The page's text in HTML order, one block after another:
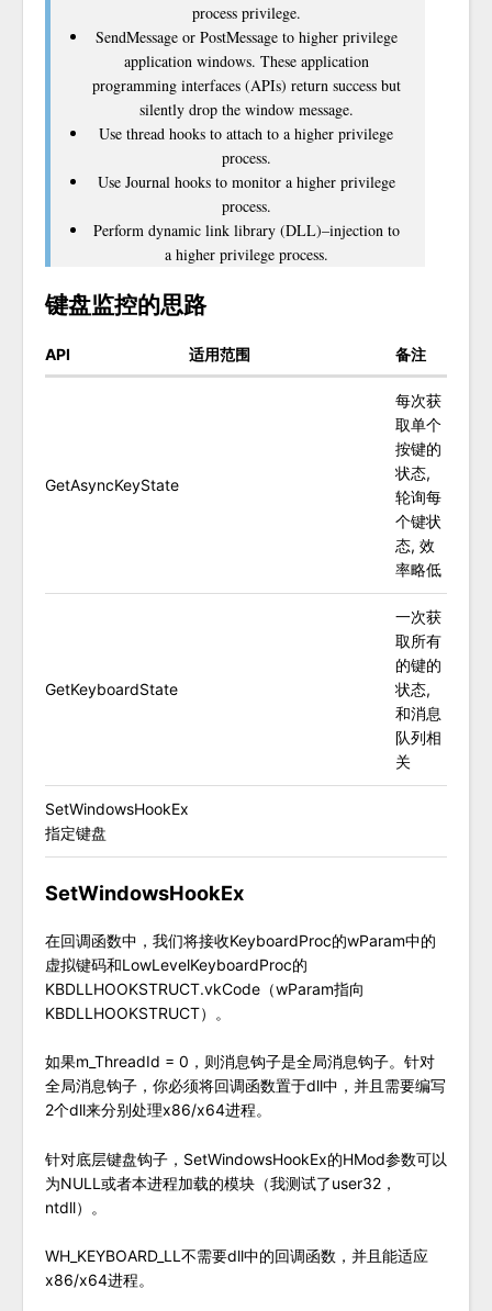
process privilege.
SendMessage or PostMessage to higher privilege
application windows. These application
programming interfaces (APIs) return success but
silently drop the window message.
Use thread hooks to attach to a higher privilege
process.
Use Journal hooks to monitor a higher privilege
process.
Perform dynamic link library (DLL)–injection to
a higher privilege process.
键盘监控的思路
API 适用范围 备注
GetAsyncKeyState
每次获
取单个
按键的
状态,
轮询每
个键状
态, 效
率略低
GetKeyboardState
一次获
取所有
的键的
状态,
和消息
队列相
关
SetWindowsHookEx
指定键盘
SetWindowsHookEx
在回调函数中，我们将接收KeyboardProc的wParam中的
虚拟键码和LowLevelKeyboardProc的
KBDLLHOOKSTRUCT.vkCode（wParam指向
KBDLLHOOKSTRUCT）。
如果m_ThreadId = 0，则消息钩子是全局消息钩子。针对
全局消息钩子，你必须将回调函数置于dll中，并且需要编写
2个dll来分别处理x86/x64进程。
针对底层键盘钩子，SetWindowsHookEx的HMod参数可以
为NULL或者本进程加载的模块（我测试了user32，
ntdll）。
WH_KEYBOARD_LL不需要dll中的回调函数，并且能适应
x86/x64进程。